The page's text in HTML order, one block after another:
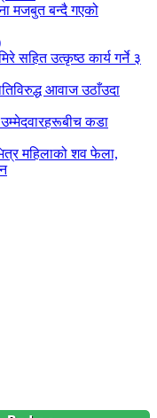
मजबुत बन्दै गएको
सहित उत्कृष्ठ कार्य गर्ने ३
आवाज उठाँउदा
कडा
महिलाको शव फेला,